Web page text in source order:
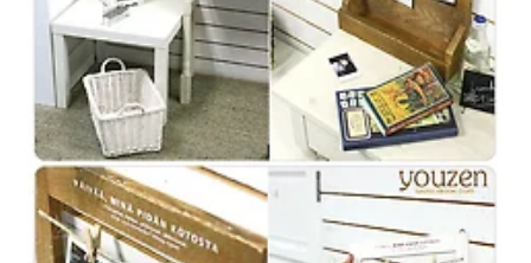
액자 데코시트 MFA-801 [벽면,문] - 골드 컬러의 스크롤 디자인이 앤틱한 느
낌의 벽걸이 선반 [벽면,문] - 나뭇결이 그대로 살아있어 단아하면서 내츄럴한
분위기가 살아있는 고급액자 [벽면,문] - 독창적인 아이디어의 액자로 ..